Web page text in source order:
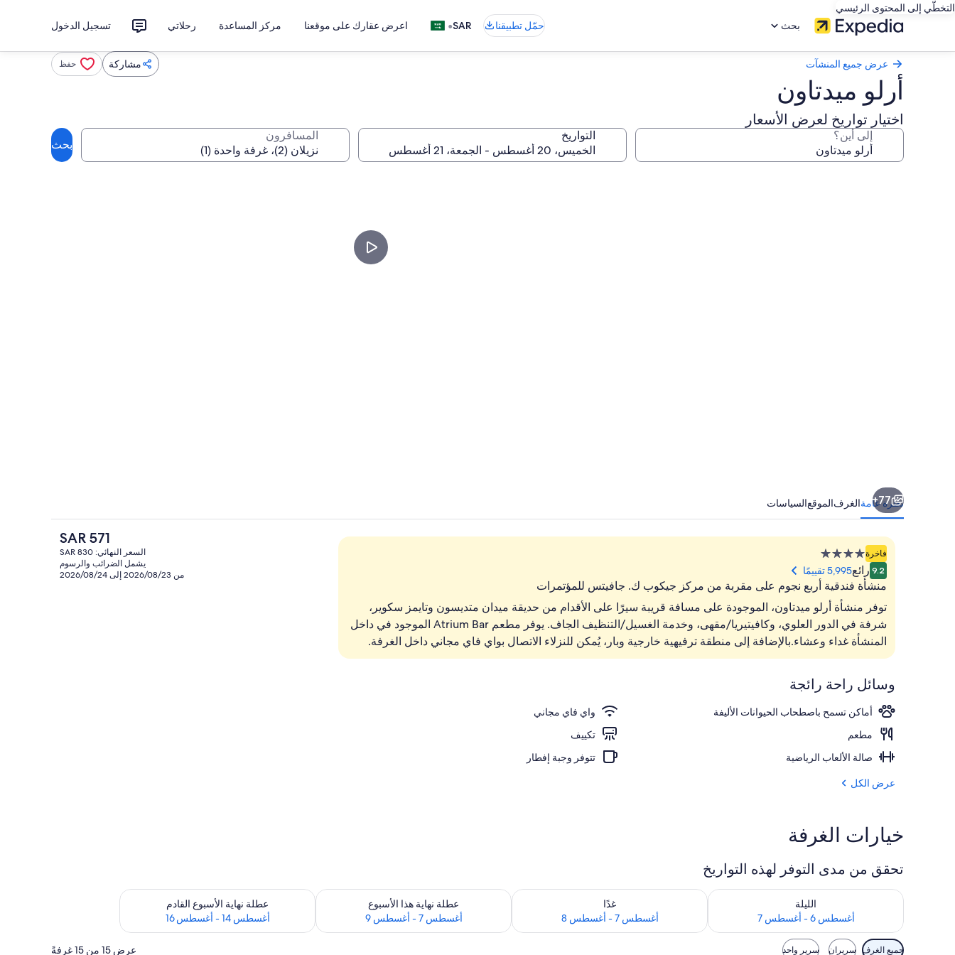
التخطّي إلى المحتوى الرئيسي
بحث
حمّل تطبيقنا SAR
• اعرض عقارك على موقعنا مركز المساعدة رحلاتي تسجيل الدخول
عرض جميع المنشآت مشاركة حفظ
أرلو ميدتاون
اختيار تواريخ لعرض الأسعار
إلى أين؟ التواريخ المسافرون
بحث
يتم تقديم الغداء والعشاء
مرفق الاجتماعات
77+
نظرة عامةالغرفالموقعالسياسات
فاخرةمنشأة
فندقية
مصنفة
4.0
نجوم
9.2 رائع5,995 تقييمًا
منشأة فندقية أربع نجوم على مقربة من مركز جيكوب ك. جافيتس للمؤتمرات
توفر منشأة أرلو ميدتاون، الموجودة على مسافة قريبة سيرًا على الأقدام من حديقة ميدان متديسون وتايمز سكوير،
شرفة في الدور العلوي، وكافيتيريا/مقهى، وخدمة الغسيل/التنظيف الجاف. يوفر مطعم Atrium Bar الموجود في داخل
المنشأة غداء وعشاء.بالإضافة إلى منطقة ترفيهية خارجية وبار، يُمكن للنزلاء الاتصال بواي فاي مجاني داخل الغرفة.
وسائل راحة رائجة
أماكن تسمح باصطحاب الحيوانات الأليفة
واي فاي مجاني
مطعم
تكييف
صالة الألعاب الرياضية
تتوفر وجبة إفطار
عرض الكل
السعر
الحالي
هو
SAR
SAR 571
السعر النهائي: SAR 830
يشمل الضرائب والرسوم
من 2026/08/23 إلى 2026/08/24
خيارات الغرفة
تحقق من مدى التوفر لهذه التواريخ
الليلة
أغسطس 6 - أغسطس 7
تحقق من مدى التوفر لليلة للفترة أغسطس 6 - أغسطس 7
غدًا
أغسطس 7 - أغسطس 8
تحقق من مدى التوفر لغد للفترة أغسطس 7 - أغسطس 8
عطلة نهاية هذا الأسبوع
أغسطس 7 - أغسطس 9
تحقق من مدى التوفر لعطلة نهاية هذا الأسبوع للفترة أغسطس 7 - أغسطس 9
عطلة نهاية الأسبوع القادم
أغسطس 14 - أغسطس 16
تحقق من مدى التوفر لعطلة نهاية الأسبوع القادم للفترة أغسطس 14 - أغسطس 16
عوامل
جميع الغرف سريران سرير واحد عرض 15 من 15 غرفةً